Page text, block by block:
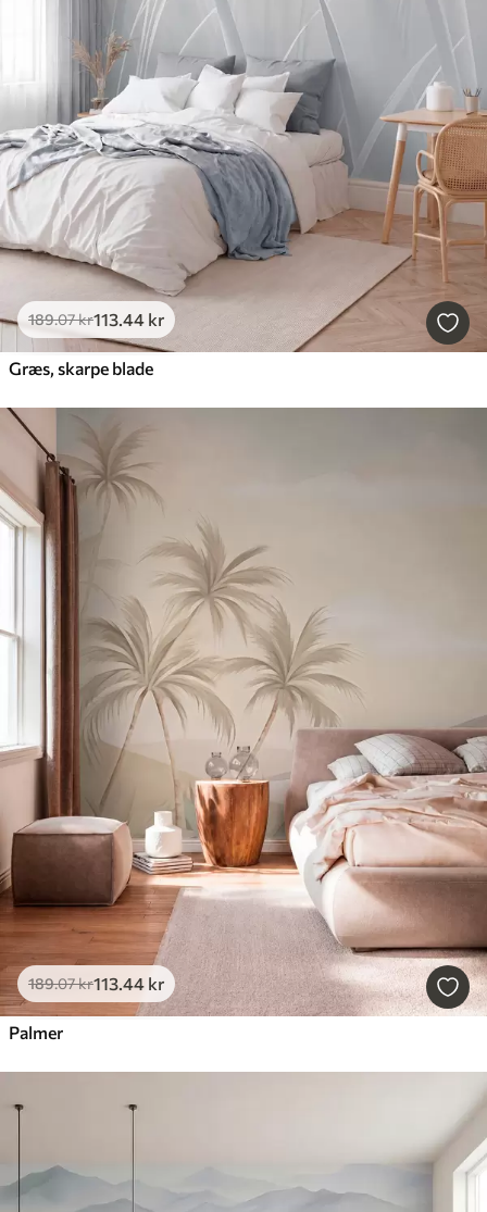
189.07kr113.44 kr
Græs, skarpe blade
189.07kr113.44 kr
Palmer